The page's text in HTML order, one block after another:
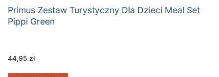
Primus Zestaw Turystyczny Dla Dzieci Meal Set
Pippi Green
44,95 zł